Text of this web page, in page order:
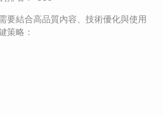
要結合高品質內容、技術優化與使用
策略：